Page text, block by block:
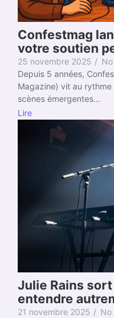
Confestmag
votre soutien
25 novembre 2025 /
Depuis 5 années,
Magazine) vit au
scènes émergentes...
Lire
Julie Rains
entendre
21 novembre 2025 / No